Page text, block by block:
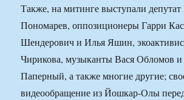
Также, на митинге выступали
Пономарев, оппозиционеры Гарри
Шендерович и Илья Яшин,
Чирикова, музыканты Вася Обломов
Паперный, а также многие другие;
видеообращение из Йошкар-Олы